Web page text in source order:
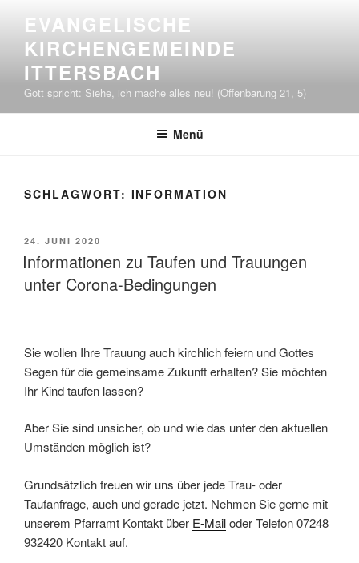
springen
EVANGELISCHE
KIRCHENGEMEINDE
ITTERSBACH
Gott spricht: Siehe, ich mache alles neu! (Offenbarung 21, 5)
Menü
SCHLAGWORT: INFORMATION
VERÖFFENTLICHT
AM
24. JUNI 2020
Informationen zu Taufen und Trauungen
unter Corona-Bedingungen
Sie wollen Ihre Trauung auch kirchlich feiern und Gottes
Segen für die gemeinsame Zukunft erhalten? Sie möchten
Ihr Kind taufen lassen?
Aber Sie sind unsicher, ob und wie das unter den aktuellen
Umständen möglich ist?
Grundsätzlich freuen wir uns über jede Trau- oder
Taufanfrage, auch und gerade jetzt. Nehmen Sie gerne mit
unserem Pfarramt Kontakt über E-Mailoder Telefon 07248
932420 Kontakt auf.